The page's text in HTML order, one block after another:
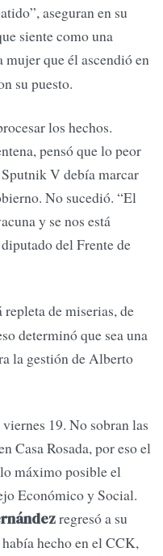
aseguran en su
siente como una
mujer que él ascendió en
su puesto.
los hechos.
pensó que lo peor
V debía marcar
No sucedió. “El
y se nos está
del Frente de
repleta de miserias, de
determinó que sea una
la gestión de Alberto
19. No sobran las
Casa Rosada, por eso el
máximo posible el
Económico y Social.
regresó a su
hecho en el CCK,